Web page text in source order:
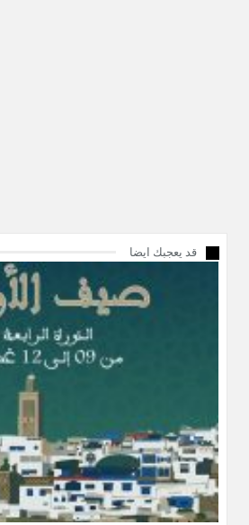
قد يعجبك ايضا